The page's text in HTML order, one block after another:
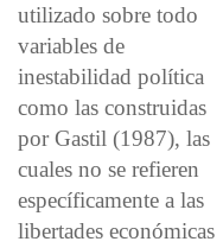
utilizado sobre todo
variables de
inestabilidad política
como las construidas
por Gastil (1987), las
cuales no se refieren
específicamente a las
libertades económicas